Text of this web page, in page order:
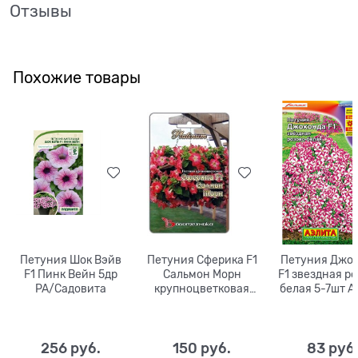
Отзывы
Похожие товары
Петуния Шок Вэйв
F1 Пинк Вейн 5др
PA/Садовита
256 руб.
Петуния Сферика F1
Сальмон Морн
крупноцветковая
150 руб.
Петуния
F1 звездная
белая 5-
83